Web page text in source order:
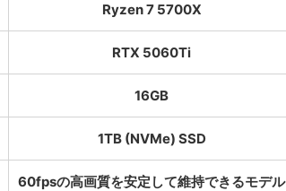
Ryzen 7 5700X
RTX 5060Ti
16GB
1TB (NVMe) SSD
60fpsの高画質を安定して維持できるモデル